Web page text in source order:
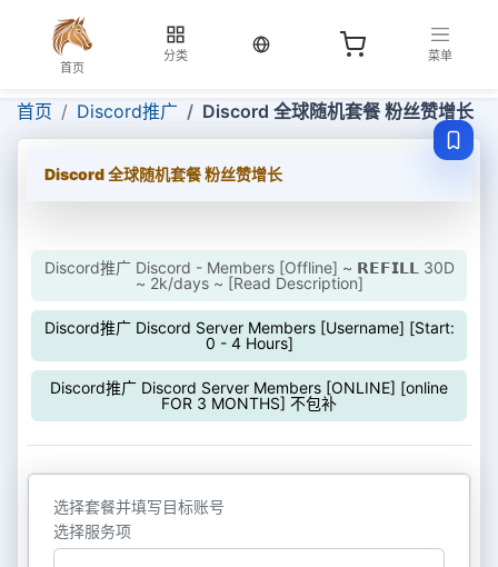
首页
分类
当前语言：中文
菜单
首页 Discord推广 Discord 全球随机套餐 粉丝赞增长
Discord 全球随机套餐 粉丝赞增长
Discord推广 Discord - Members [Offline] ~ 𝗥𝗘𝗙𝗜𝗟𝗟 30D
~ 2k/days ~ [Read Description]
Discord推广 Discord Server Members [Username] [Start:
0 - 4 Hours]
Discord推广 Discord Server Members [ONLINE] [online
FOR 3 MONTHS] 不包补
选择套餐并填写目标账号
选择服务项